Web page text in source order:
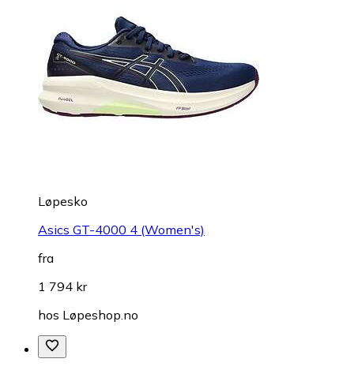
Løpesko
Asics GT-4000 4 (Women's)
fra
1 794 kr
hos Løpeshop.no